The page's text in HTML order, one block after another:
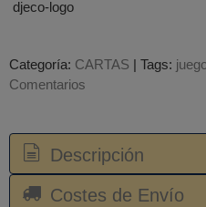
Categoría: CARTAS | Tags:
Comentarios
Descripción
Costes de Envío